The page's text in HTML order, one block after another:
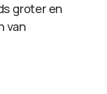
groter en
van